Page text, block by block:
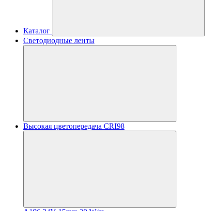
Каталог
Светодиодные ленты
Высокая цветопередача CRI98